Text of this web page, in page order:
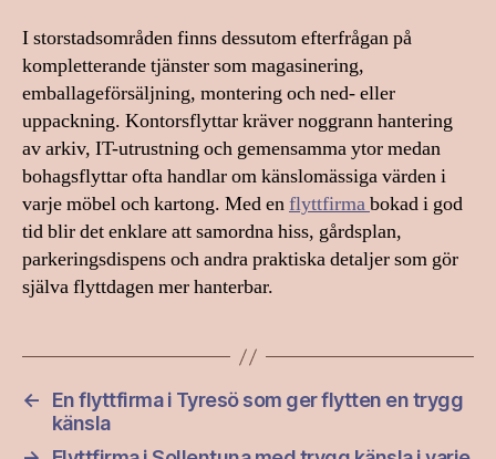
I storstadsområden finns dessutom efterfrågan på
kompletterande tjänster som magasinering,
emballageförsäljning, montering och ned- eller
uppackning. Kontorsflyttar kräver noggrann hantering
av arkiv, IT-utrustning och gemensamma ytor medan
bohagsflyttar ofta handlar om känslomässiga värden i
varje möbel och kartong. Med enflyttfirmabokad i god
tid blir det enklare att samordna hiss, gårdsplan,
parkeringsdispens och andra praktiska detaljer som gör
själva flyttdagen mer hanterbar.
←
En flyttfirma i Tyresö som ger flytten en trygg
känsla